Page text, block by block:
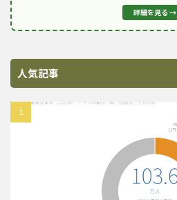
詳細を見る →
人気記事